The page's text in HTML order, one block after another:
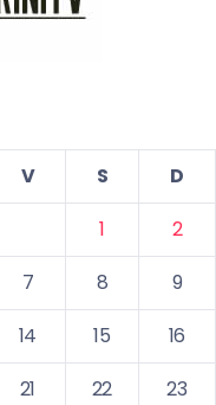
V S
D
1
2
7 8
9
14 15
16
21 22
23